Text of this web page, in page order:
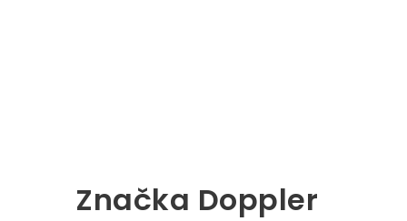
Značka Doppler